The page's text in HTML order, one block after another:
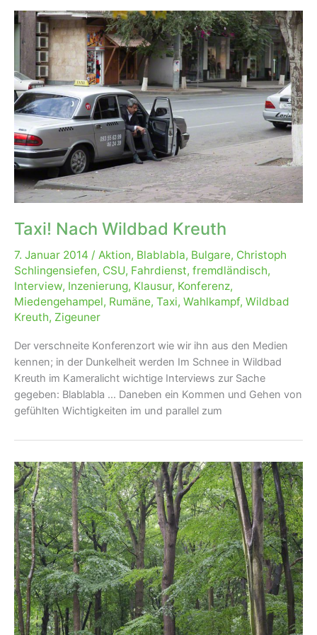
Taxi! Nach Wildbad Kreuth
7. Januar 2014 / Aktion, Blablabla, Bulgare, Christoph
Schlingensiefen, CSU, Fahrdienst, fremdländisch,
Interview, Inzenierung, Klausur, Konferenz,
Miedengehampel, Rumäne, Taxi, Wahlkampf, Wildbad
Kreuth, Zigeuner
Der verschneite Konferenzort wie wir ihn aus den Medien
kennen; in der Dunkelheit werden Im Schnee in Wildbad
Kreuth im Kameralicht wichtige Interviews zur Sache
gegeben: Blablabla … Daneben ein Kommen und Gehen von
gefühlten Wichtigkeiten im und parallel zum